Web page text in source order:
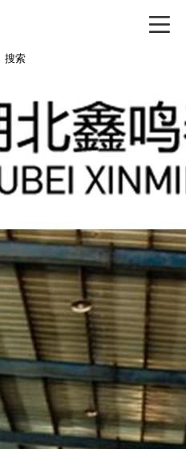
搜索